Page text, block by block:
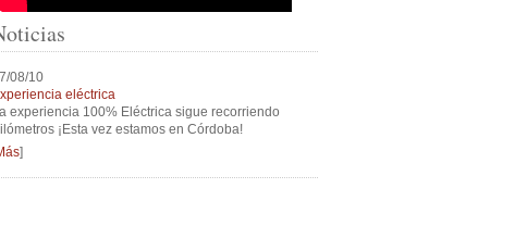
08/10
eléctrica
experiencia 100% Eléctrica sigue recorriendo
¡Esta vez estamos en Córdoba!
]